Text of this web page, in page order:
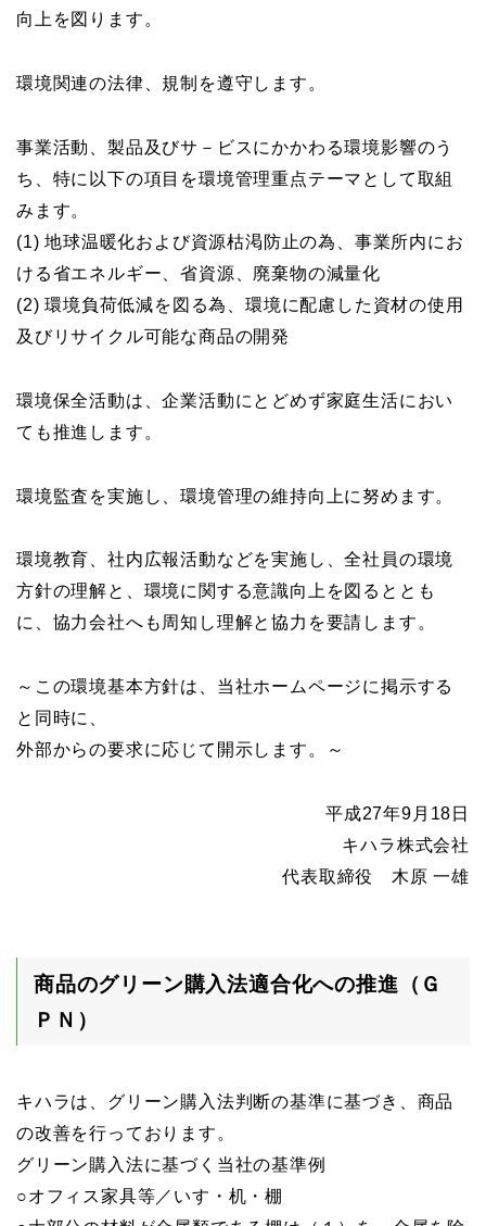
向上を図ります。
環境関連の法律、規制を遵守します。
事業活動、製品及びサ－ビスにかかわる環境影響のう
ち、特に以下の項目を環境管理重点テーマとして取組
みます。
(1) 地球温暖化および資源枯渇防止の為、事業所内にお
ける省エネルギー、省資源、廃棄物の減量化
(2) 環境負荷低減を図る為、環境に配慮した資材の使用
及びリサイクル可能な商品の開発
環境保全活動は、企業活動にとどめず家庭生活におい
ても推進します。
環境監査を実施し、環境管理の維持向上に努めます。
環境教育、社内広報活動などを実施し、全社員の環境
方針の理解と、環境に関する意識向上を図るととも
に、協力会社へも周知し理解と協力を要請します。
～この環境基本方針は、当社ホームページに掲示する
と同時に、
外部からの要求に応じて開示します。～
平成27年9月18日
キハラ株式会社
代表取締役 木原 一雄
商品のグリーン購入法適合化への推進（Ｇ
ＰＮ）
キハラは、グリーン購入法判断の基準に基づき、商品
の改善を行っております。
グリーン購入法に基づく当社の基準例
○オフィス家具等／いす・机・棚